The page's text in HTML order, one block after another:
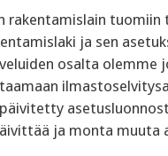
rakentamislain
ja sen
osalta olemme
ja monta muuta